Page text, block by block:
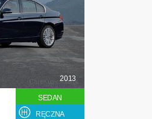
2013
SEDAN
RĘCZNA